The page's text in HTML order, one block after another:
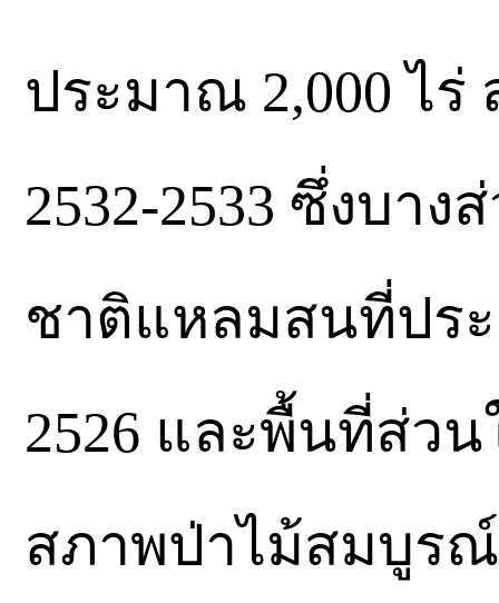
ประมาณ 2,000 ไ
2532-2533 ซึ่งบา
ชาติแหลมสนที่ปร
2526 และพื้นที่ส่ว
สภาพป่าไม้สมบูรณ์